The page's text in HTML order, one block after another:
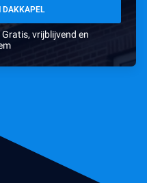
DAKKAPEL
vrijblijvend en